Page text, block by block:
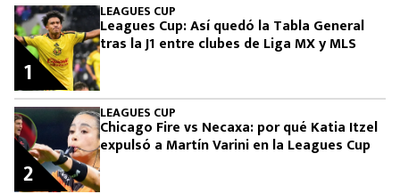
LEAGUES CUP
Leagues Cup: Así quedó la Tabla General
tras la J1 entre clubes de Liga MX y MLS
1
LEAGUES CUP
Chicago Fire vs Necaxa: por qué Katia Itzel
expulsó a Martín Varini en la Leagues Cup
2